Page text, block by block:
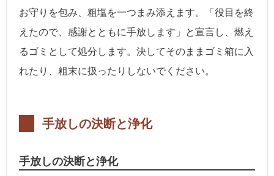
お守りを包み、粗塩を一つまみ添えます。「役目を終
えたので、感謝とともに手放します」と宣言し、燃え
るゴミとして処分します。決してそのままゴミ箱に入
れたり、粗末に扱ったりしないでください。
手放しの決断と浄化
手放しの決断と浄化